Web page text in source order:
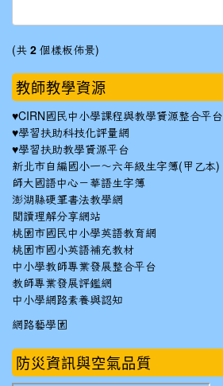
(共 2 個樣板佈景)
教師教學資源
♥CIRN國民中小學課程與教學資源整合平台
♥學習扶助科技化評量網
♥學習扶助教學資源平台
新北市自編國小一～六年級生字簿(甲乙本)
師大國語中心－華語生字簿
澎湖縣硬筆書法教學網
閱讀理解分享網站
桃園市國民中小學英語教育網
桃園市國小英語補充教材
中小學教師專業發展整合平台
教師專業發展評鑑網
中小學網路素養與認知
網路藝學園
防災資訊與空氣品質